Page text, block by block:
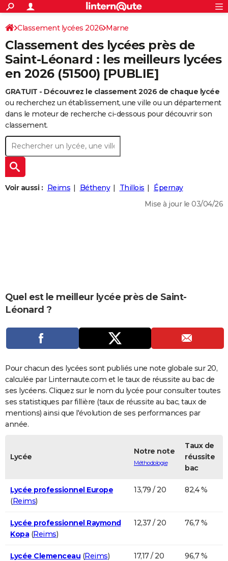
ACTUALITÉS
Politique
Société
Faits Divers
Education
Monde
Villes
+
SPORT
Coupe du monde 2026
Football
Tennis
Cyclisme
Rugby
Forum
CULTURE
Programme TV
TNT
Streaming
Cinéma
Sorties cinéma
Musique
+
FINANCE
Retraite
Impôts
Epargne
Immobilier
Risques naturels par ville
Banque
Assurance
Crédit
AUTO
Essais
Réserver un essai
Citadines
Berlines
SUV
Forum auto
+
HIGH-TECH
BRICOLAGE
Forum
Aménagement intérieur
Extérieur
Cuisine
Salle de bains
Jardinage
Rangement
+WEEK-END
Guides de France
Escapades
Patrimoine
Expositions
Musées
Week-end nature
+
LIFESTYLE
CARTE DE VOEUX
Dictionnaire
Biographies
Expressions
Proverbes
PROGRAMME TV
COPAINS D'AVANT
S'inscrire
Se connecter
Lycées
Collèges
Primaires
Universités
Entreprises
Service militaire
Avis de recherche
AVIS DE DÉCÈS
FORUM
Bricolage
Lifestyle
Culture
Sport
Auto
Television
Voyage
Cinema
S'inscrire
Connexion
Classement lycées 2026 Marne
Classement des lycées près de
Saint-Léonard : les meilleurs lycées
en 2026 (51500) [PUBLIE]
GRATUIT - Découvrez le classement 2026 de chaque lycée
ou recherchez un établissement, une ville ou un département
dans le moteur de recherche ci-dessous pour découvrir son
classement.
Voir aussi : Reims Bétheny Thillois
Épernay
Mise à jour le 03/04/26
Quel est le meilleur lycée près de Saint-
Léonard ?
Pour chacun des lycées sont publiés une note globale sur 20,
calculée par Linternaute.com et le taux de réussite au bac de
ses lycéens. Cliquez sur le nom du lycée pour consulter toutes
ses statistiques par fillière (taux de réussite au bac, taux de
mentions) ainsi que l'évolution de ses performances par
année.
Lycée
Notre note
Méthodologie
Taux de
réussite
bac
Lycée professionnel Europe
(Reims)
13,79 / 20 82,4 %
Lycée professionnel Raymond
Kopa(Reims)
12,37 / 20 76,7 %
Lycée Clemenceau (Reims) 17,17 / 20 96,7 %